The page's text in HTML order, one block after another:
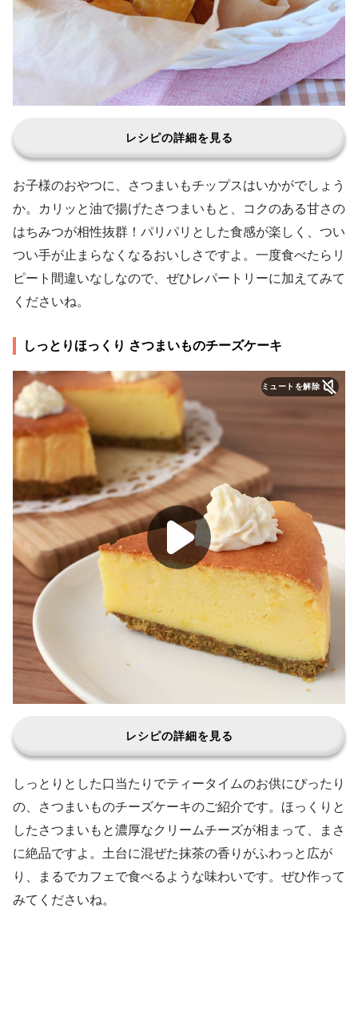
レシピの詳細を見る
お子様のおやつに、さつまいもチップスはいかがでしょう
か。カリッと油で揚げたさつまいもと、コクのある甘さの
はちみつが相性抜群！パリパリとした食感が楽しく、つい
つい手が止まらなくなるおいしさですよ。一度食べたらリ
ピート間違いなしなので、ぜひレパートリーに加えてみて
くださいね。
しっとりほっくり さつまいものチーズケーキ
ミュートを解除
レシピの詳細を見る
しっとりとした口当たりでティータイムのお供にぴったり
の、さつまいものチーズケーキのご紹介です。ほっくりと
したさつまいもと濃厚なクリームチーズが相まって、まさ
に絶品ですよ。土台に混ぜた抹茶の香りがふわっと広が
り、まるでカフェで食べるような味わいです。ぜひ作って
みてくださいね。